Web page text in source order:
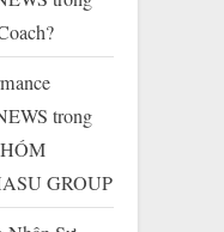
trong
GROUP